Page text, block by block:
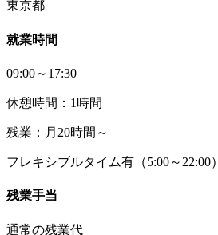
東京都
就業時間
09:00～17:30
休憩時間：1時間
残業：月20時間～
フレキシブルタイム有（5:00～22:00）
残業手当
通常の残業代